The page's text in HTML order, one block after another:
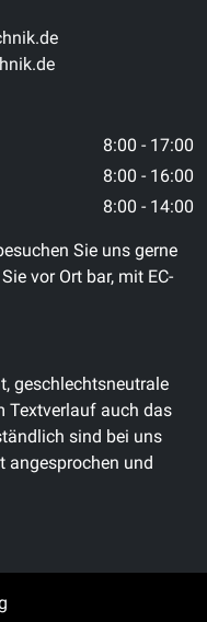
8:00 - 17:00
8:00 - 16:00
8:00 - 14:00
Sie uns gerne
vor Ort bar, mit EC-
geschlechtsneutrale
Textverlauf auch das
sind bei uns
angesprochen und